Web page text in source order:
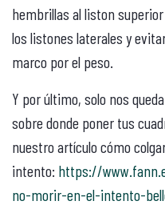
hembrillas al liston
los listones laterales y
marco por el peso.
Y por último, solo nos
sobre donde poner tus
nuestro artículo cómo
intento: https://
no-morir-en-el-intento-